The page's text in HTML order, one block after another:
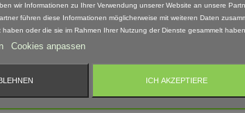
Aufgrund verschluckbarer und spitzer Kleinteile.
wir Informationen zu Ihrer Verwendung unserer Website an unsere
führen diese Informationen möglicherweise mit weiteren Daten
oder die sie im Rahmen Ihrer Nutzung der Dienste gesammelt haben.
Cookies anpassen
ICH AKZEPTIERE